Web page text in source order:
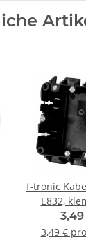
f-tronic
E832,
3,49 €